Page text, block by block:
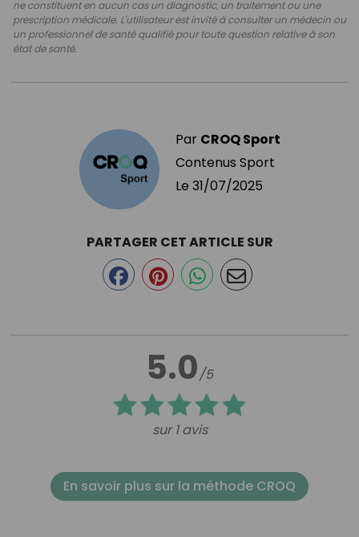
ne constituent en aucun cas un diagnostic, un traitement ou une
prescription médicale. L'utilisateur est invité à consulter un médecin ou
un professionnel de santé qualifié pour toute question relative à son
état de santé.
Par CROQ Sport
Contenus Sport
Le 31/07/2025
5.0/5
sur 1 avis
PARTAGER CET ARTICLE SUR
En savoir plus sur la méthode CROQ